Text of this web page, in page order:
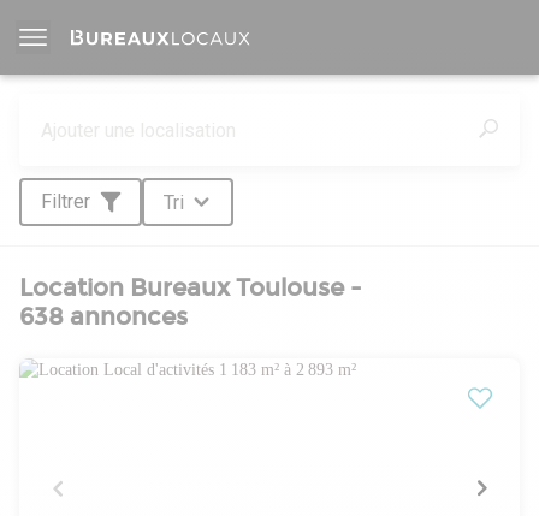
Filtrer Tri
Location Bureaux Toulouse -
638 annonces